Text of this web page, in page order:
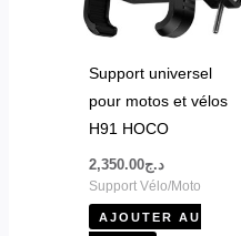
Support universel
pour motos et vélos
H91 HOCO
د.ج2,350.00
Support Vélo/Moto
AJOUTER AU